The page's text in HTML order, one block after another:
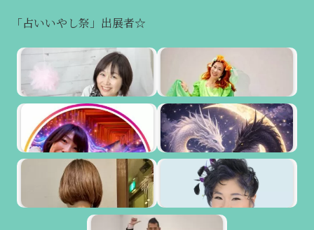
「占いいやし祭」出展者☆